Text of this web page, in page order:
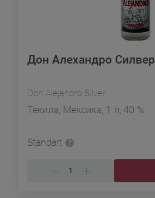
Дон Алехандро Силвер
Don Alejandro Silver
Текила, Мексика, 1 л, 40 %
Standart